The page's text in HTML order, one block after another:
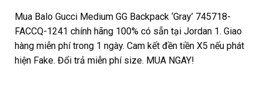
Mua Balo Gucci Medium GG Backpack ‘Gray’ 745718-
FACCQ-1241 chính hãng 100% có sẵn tại Jordan 1. Giao
hàng miễn phí trong 1 ngày. Cam kết đền tiền X5 nếu phát
hiện Fake. Đổi trả miễn phí size. MUA NGAY!